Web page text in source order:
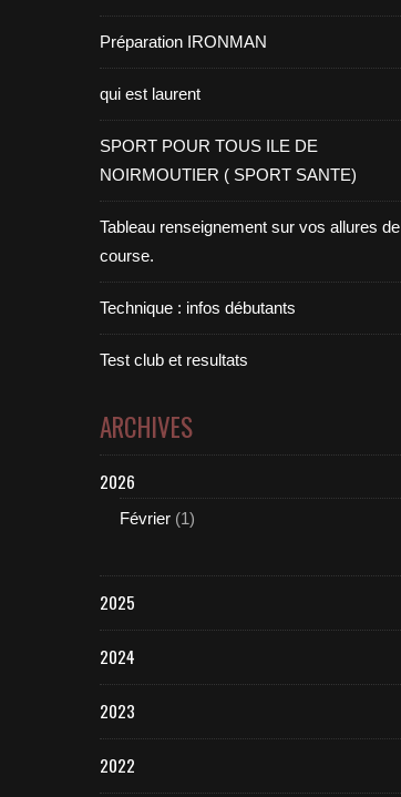
Préparation IRONMAN
qui est laurent
SPORT POUR TOUS ILE DE
NOIRMOUTIER ( SPORT SANTE)
Tableau renseignement sur vos allures de
course.
Technique : infos débutants
Test club et resultats
ARCHIVES
2026
Février (1)
2025
2024
2023
2022